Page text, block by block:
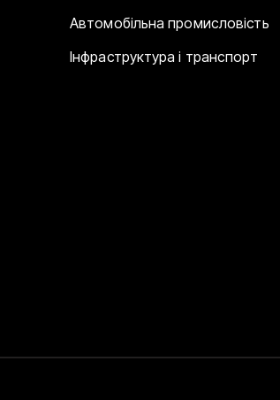
Автомобільна промисловість
Інфраструктура і транспорт